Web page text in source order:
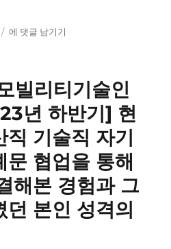
–
동
모
빌
티
기
술
인
력
에 댓글 남기기
빌리티기술인
년 하반기] 현
직 기술직 자기
문 협업을 통해
해본 경험과 그
던 본인 성격의